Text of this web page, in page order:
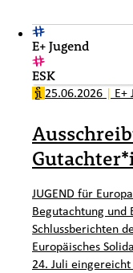
E+ Jugend
ESK
25.06.2026 | E+
JUGEND für
Begutachtung
Schlussberichten
Europäisches
24. Juli